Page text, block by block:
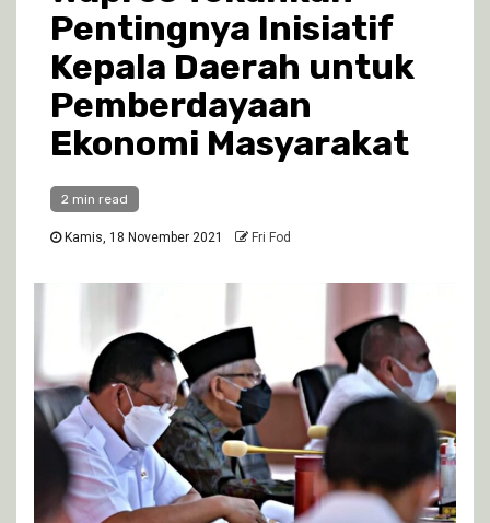
Pentingnya Inisiatif
Kepala Daerah untuk
Pemberdayaan
Ekonomi Masyarakat
2 min read
Kamis, 18 November 2021 Fri Fod